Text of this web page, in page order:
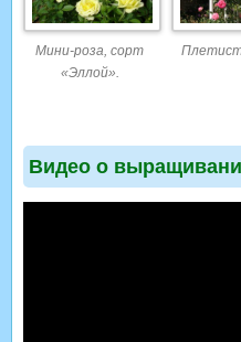
Мини-роза, сорт
«Эллой».
Видео о